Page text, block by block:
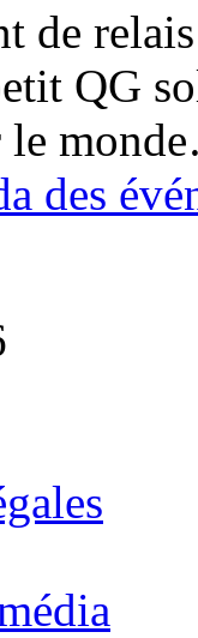
de
QG
le
des